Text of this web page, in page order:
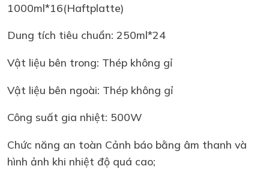
1000ml*16(Haftplatte)
Dung tích tiêu chuẩn: 250ml*24
Vật liệu bên trong: Thép không gỉ
Vật liệu bên ngoài: Thép không gỉ
Công suất gia nhiệt: 500W
Chức năng an toàn Cảnh báo bằng âm thanh và
hình ảnh khi nhiệt độ quá cao;